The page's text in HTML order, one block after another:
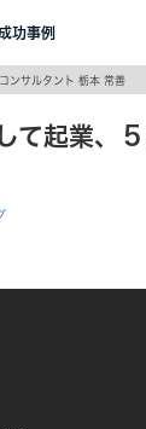
成功事例
サルタント 栃本 常善
て起業、